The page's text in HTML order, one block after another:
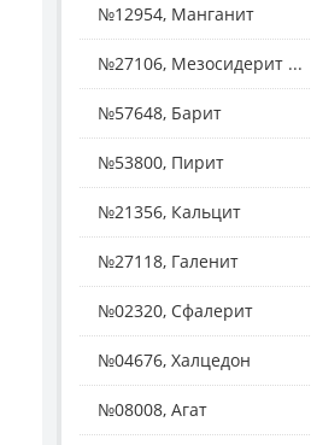
№12954, Манганит
№27106, Мезосидерит ...
№57648, Барит
№53800, Пирит
№21356, Кальцит
№27118, Галенит
№02320, Сфалерит
№04676, Халцедон
№08008, Агат